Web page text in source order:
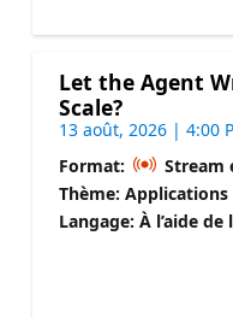
Let the Agent
Scale?
13 août, 2026 | 4:00
Format:
Stream
Thème: Applications
Langage: À l’aide